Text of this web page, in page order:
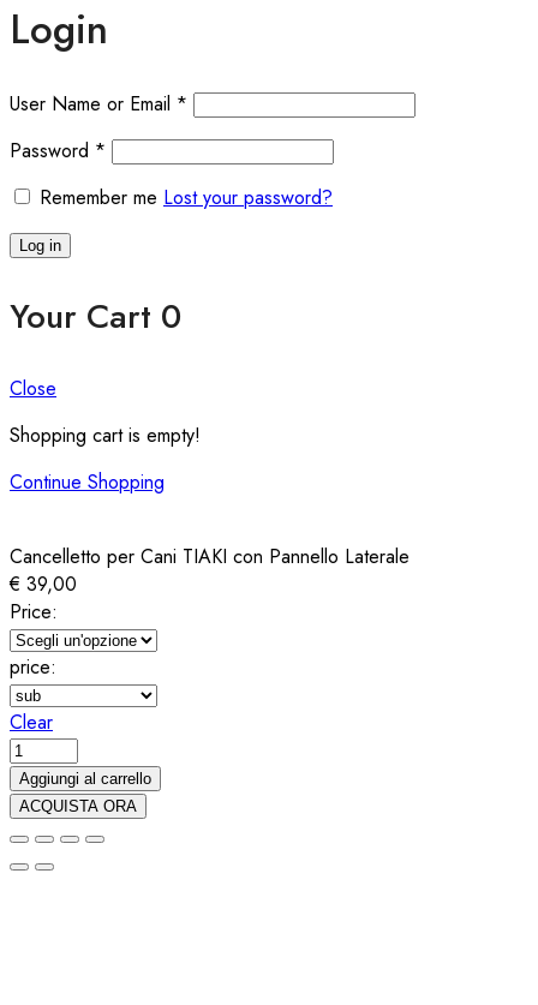
Login
User Name or Email *
Password *
Remember me Lost your password?
Log in
Your Cart 0
Close
Shopping cart is empty!
Continue Shopping
Cancelletto per Cani TIAKI con Pannello Laterale
€ 39,00
Price:
price:
Clear
Cancelletto
per
Cani
TIAKI
con
Aggiungi al carrello
ACQUISTA ORA